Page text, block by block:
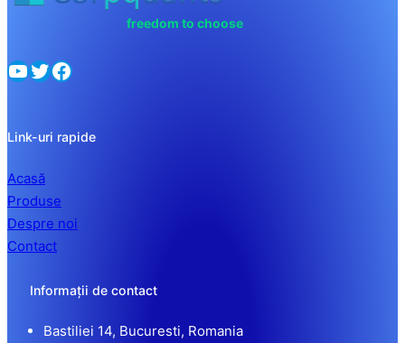
freedom to choose
YouTube Twitter Facebook
Link-uri rapide
Acasă
Produse
Despre noi
Contact
Informații de contact
Bastiliei 14, Bucuresti, Romania